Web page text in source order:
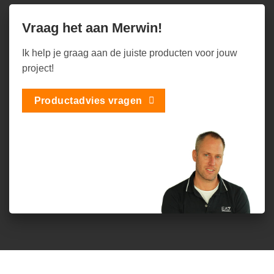
Vraag het aan Merwin!
Ik help je graag aan de juiste producten voor jouw
project!
Productadvies vragen